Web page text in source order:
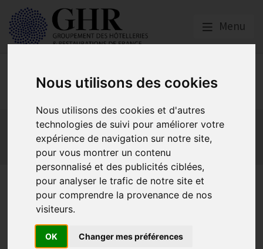
Nous utilisons des cookies
Nous utilisons des cookies et d'autres
technologies de suivi pour améliorer votre
expérience de navigation sur notre site,
pour vous montrer un contenu
personnalisé et des publicités ciblées,
pour analyser le trafic de notre site et
pour comprendre la provenance de nos
visiteurs.
OK Changer mes préférences
Menu
Social
Actualités
Les obligations liées à l’embauche
Les obligations liées à l’exécution du contrat de travail
Les obligations liées à l’extinction du contrat
Le Guide "L’indispensable des
professionnels HCRD en droit
social" est sorti